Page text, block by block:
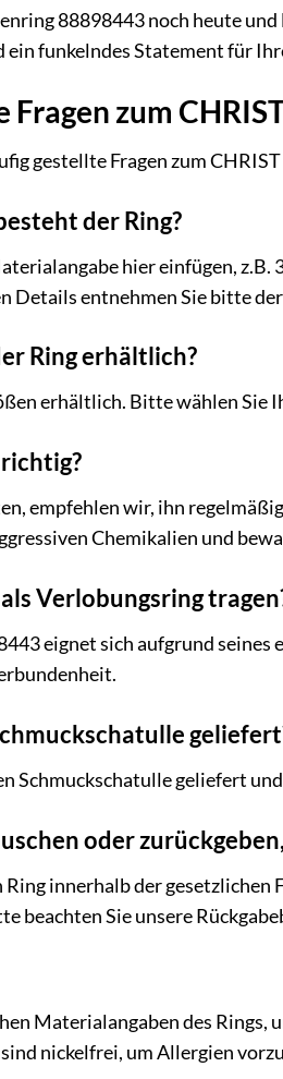
88898443 noch heute
ein funkelndes Statement für
Fragen zum
gestellte Fragen zum
der Ring?
hier einfügen,
Details entnehmen Sie bitte
Ring erhältlich?
erhältlich. Bitte wählen Sie
empfehlen wir, ihn
Chemikalien und
Verlobungsring
eignet sich aufgrund
Schmuckschatulle geliefert
oder
Ring innerhalb der
beachten Sie unsere
Materialangaben des Rings,
nickelfrei, um Allergien